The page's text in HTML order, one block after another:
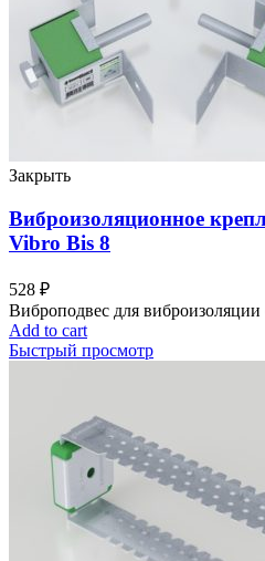
Закрыть
Виброизоляционное
Vibro Bis 8
528 ₽
Виброподвес для виброизоляции
Add to cart
Быстрый просмотр